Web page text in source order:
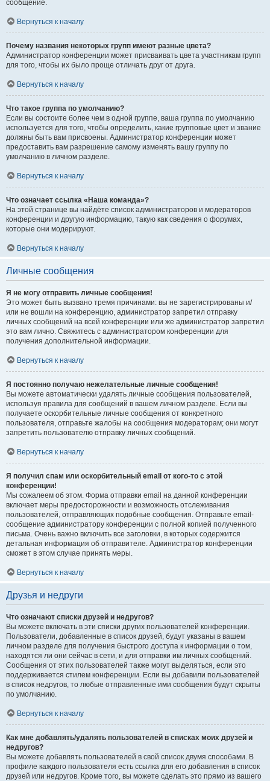
сообщение.
Вернуться к началу
Почему названия некоторых групп имеют разные цвета?
Администратор конференции может присваивать цвета участникам групп
для того, чтобы их было проще отличать друг от друга.
Вернуться к началу
Что такое группа по умолчанию?
Если вы состоите более чем в одной группе, ваша группа по умолчанию
используется для того, чтобы определить, какие групповые цвет и звание
должны быть вам присвоены. Администратор конференции может
предоставить вам разрешение самому изменять вашу группу по
умолчанию в личном разделе.
Вернуться к началу
Что означает ссылка «Наша команда»?
На этой странице вы найдёте список администраторов и модераторов
конференции и другую информацию, такую как сведения о форумах,
которые они модерируют.
Вернуться к началу
Личные сообщения
Я не могу отправить личные сообщения!
Это может быть вызвано тремя причинами: вы не зарегистрированы и/
или не вошли на конференцию, администратор запретил отправку
личных сообщений на всей конференции или же администратор запретил
это вам лично. Свяжитесь с администратором конференции для
получения дополнительной информации.
Вернуться к началу
Я постоянно получаю нежелательные личные сообщения!
Вы можете автоматически удалять личные сообщения пользователей,
используя правила для сообщений в вашем личном разделе. Если вы
получаете оскорбительные личные сообщения от конкретного
пользователя, отправьте жалобы на сообщения модераторам; они могут
запретить пользователю отправку личных сообщений.
Вернуться к началу
Я получил спам или оскорбительный email от кого-то с этой
конференции!
Мы сожалеем об этом. Форма отправки email на данной конференции
включает меры предосторожности и возможность отслеживания
пользователей, отправляющих подобные сообщения. Отправьте email-
сообщение администратору конференции с полной копией полученного
письма. Очень важно включить все заголовки, в которых содержится
детальная информация об отправителе. Администратор конференции
сможет в этом случае принять меры.
Вернуться к началу
Друзья и недруги
Что означают списки друзей и недругов?
Вы можете включать в эти списки других пользователей конференции.
Пользователи, добавленные в список друзей, будут указаны в вашем
личном разделе для получения быстрого доступа к информации о том,
находятся ли они сейчас в сети, и для отправки им личных сообщений.
Сообщения от этих пользователей также могут выделяться, если это
поддерживается стилем конференции. Если вы добавили пользователей
в список недругов, то любые отправленные ими сообщения будут скрыты
по умолчанию.
Вернуться к началу
Как мне добавлять/удалять пользователей в списках моих друзей и
недругов?
Вы можете добавлять пользователей в свой список двумя способами. В
профиле каждого пользователя есть ссылка для его добавления в список
друзей или недругов. Кроме того, вы можете сделать это прямо из вашего